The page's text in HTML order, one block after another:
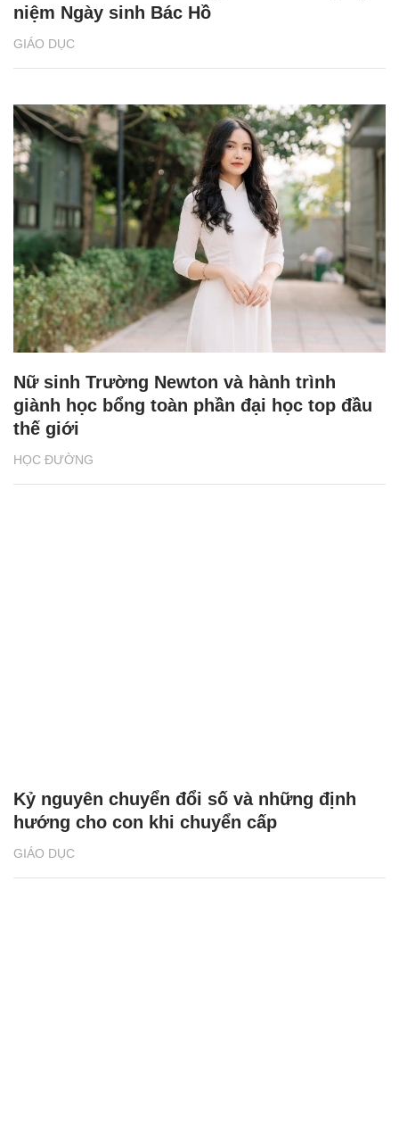
GIÁO DỤC
niệm Ngày sinh Bác Hồ
HỌC ĐƯỜNG
Nữ sinh Trường Newton và hành trình
giành học bổng toàn phần đại học top đầu
thế giới
GIÁO DỤC
Kỷ nguyên chuyển đổi số và những định
hướng cho con khi chuyển cấp